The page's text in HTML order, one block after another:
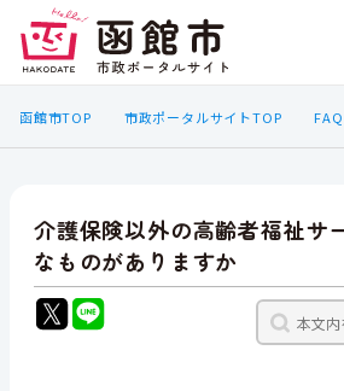
函館市TOP 市政ポータルサイトTOP FAQ
介護保険以外の高齢者福祉サ
なものがありますか